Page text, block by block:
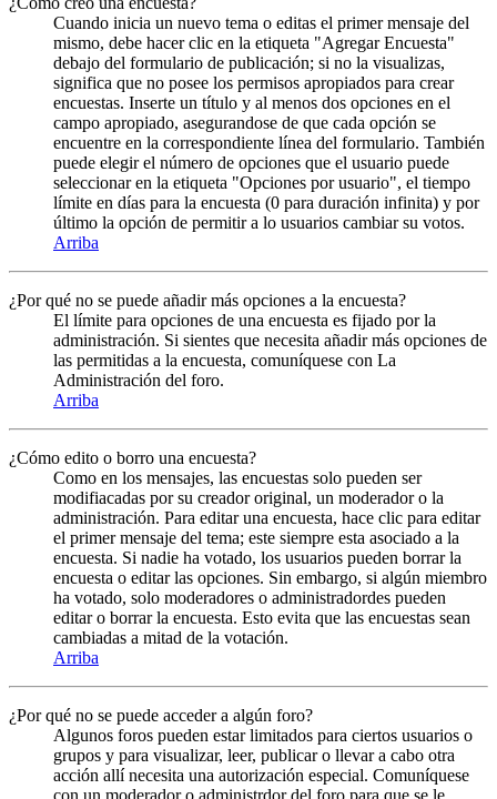
Cuando inicia un nuevo tema o editas el primer mensaje del
mismo, debe hacer clic en la etiqueta "Agregar Encuesta"
debajo del formulario de publicación; si no la visualizas,
significa que no posee los permisos apropiados para crear
encuestas. Inserte un título y al menos dos opciones en el
campo apropiado, asegurandose de que cada opción se
encuentre en la correspondiente línea del formulario. También
puede elegir el número de opciones que el usuario puede
seleccionar en la etiqueta "Opciones por usuario", el tiempo
límite en días para la encuesta (0 para duración infinita) y por
último la opción de permitir a lo usuarios cambiar su votos.
Arriba
¿Por qué no se puede añadir más opciones a la encuesta?
El límite para opciones de una encuesta es fijado por la
administración. Si sientes que necesita añadir más opciones de
las permitidas a la encuesta, comuníquese con La
Administración del foro.
Arriba
¿Cómo edito o borro una encuesta?
Como en los mensajes, las encuestas solo pueden ser
modifiacadas por su creador original, un moderador o la
administración. Para editar una encuesta, hace clic para editar
el primer mensaje del tema; este siempre esta asociado a la
encuesta. Si nadie ha votado, los usuarios pueden borrar la
encuesta o editar las opciones. Sin embargo, si algún miembro
ha votado, solo moderadores o administradordes pueden
editar o borrar la encuesta. Esto evita que las encuestas sean
cambiadas a mitad de la votación.
Arriba
¿Por qué no se puede acceder a algún foro?
Algunos foros pueden estar limitados para ciertos usuarios o
grupos y para visualizar, leer, publicar o llevar a cabo otra
acción allí necesita una autorización especial. Comuníquese